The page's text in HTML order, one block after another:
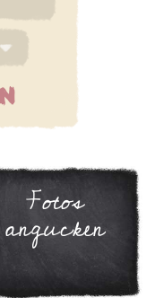
Fotos
angucken